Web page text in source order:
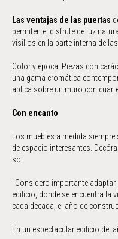
Las ventajas de las puertas
permiten el disfrute de luz
visillos en la parte interna de las
Color y época. Piezas con
una gama cromática
aplica sobre un muro con
Con encanto
Los muebles a medida
de espacio interesantes.
sol.
"Considero importante adaptar
edificio, donde se encuentra la
cada década, el año de
En un espectacular edificio del